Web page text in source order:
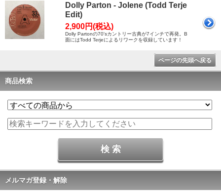
Dolly Parton - Jolene (Todd Terje
Edit)
2,900円(税込)
Dolly Partonの70'sカントリー古典が7インチで再発。B
面にはTodd Terjeによるリワークを収録しています！
ページの先頭へ戻る
商品検索
メルマガ登録・解除